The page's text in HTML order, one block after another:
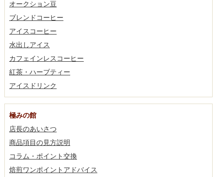
オークション豆
ブレンドコーヒー
アイスコーヒー
水出しアイス
カフェインレスコーヒー
紅茶・ハーブティー
アイスドリンク
極みの館
店長のあいさつ
商品項目の見方説明
コラム・ポイント交換
焙煎ワンポイントアドバイス